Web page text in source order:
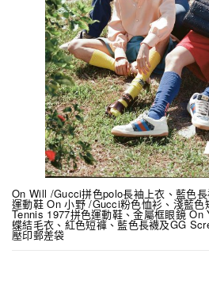
On Will /Gucci拼色polo長袖上衣、藍色
運動鞋 On 小野 /Gucci粉色恤衫、淺藍
Tennis 1977拼色運動鞋、金屬框眼鏡
蝶結毛衣、紅色短褲、藍色長襪及GG
壓印郵差袋